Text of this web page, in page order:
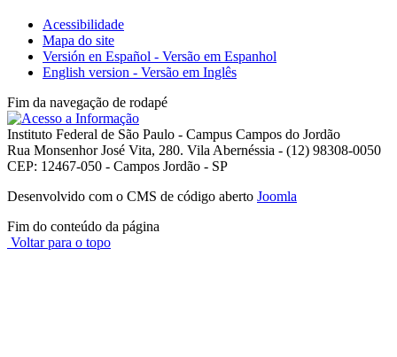
Acessibilidade
Mapa do site
Versión en Español - Versão em Espanhol
English version - Versão em Inglês
Fim da navegação de rodapé
Instituto Federal de São Paulo - Campus Campos do Jordão
Rua Monsenhor José Vita, 280. Vila Abernéssia - (12) 98308-0050
CEP: 12467-050 - Campos Jordão - SP
Desenvolvido com o CMS de código aberto Joomla
Fim do conteúdo da página
Voltar para o topo